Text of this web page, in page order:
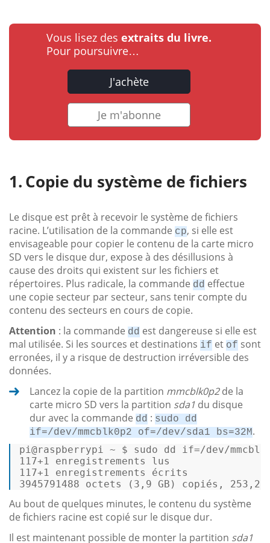
Vous lisez des extraits du livre.
Pour poursuivre…
J'achète
Je m'abonne
Copie du système de fichiers
Le disque est prêt à recevoir le système de fichiers
racine. L’utilisation de la commande cp, si elle est
envisageable pour copier le contenu de la carte micro
SD vers le disque dur, expose à des désillusions à
cause des droits qui existent sur les fichiers et
répertoires. Plus radicale, la commande dd effectue
une copie secteur par secteur, sans tenir compte du
contenu des secteurs en cours de copie.
Attention : la commande dd est dangereuse si elle est
mal utilisée. Si les sources et destinations if et of sont
erronées, il y a risque de destruction irréversible des
données.
Lancez la copie de la partition mmcblk0p2de la
carte micro SD vers la partition sda1 du disque
dur avec la commande dd : sudo dd
if=/dev/mmcblk0p2 of=/dev/sda1 bs=32M.
pi@raspberrypi ~ $ sudo dd if=/dev/mm
117+1
117+1
3945791488 octets ( 3 , 9 GB ) copiés, 253 , 2
Au bout de quelques minutes, le contenu du système
de fichiers racine est copié sur le disque dur.
Il est maintenant possible de monter la partition sda1